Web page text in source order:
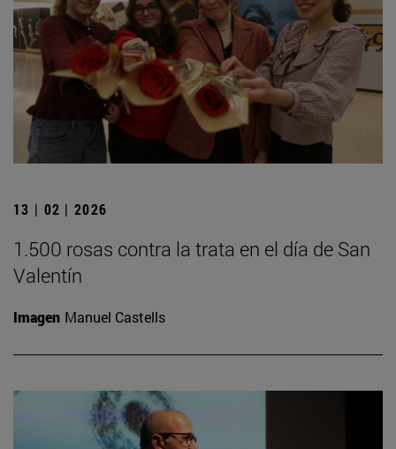
13 | 02 | 2026
1.500 rosas contra la trata en el día de San
Valentín
Imagen Manuel Castells